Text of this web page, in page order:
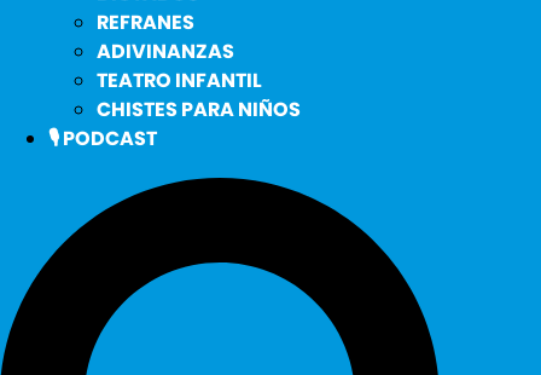
REFRANES
ADIVINANZAS
TEATRO INFANTIL
CHISTES PARA NIÑOS
🎙️ PODCAST